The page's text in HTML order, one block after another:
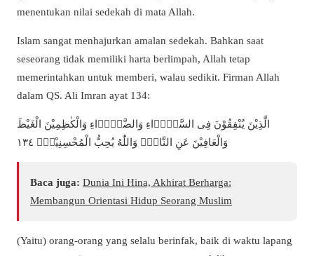
menentukan nilai sedekah di mata Allah.
Islam sangat menhajurkan amalan sedekah. Bahkan saat
seseorang tidak memiliki harta berlimpah, Allah tetap
memerintahkan untuk memberi, walau sedikit. Firman Allah
dalam QS. Ali Imran ayat 134:
الَّذِيْنَ يُنْفِقُوْنَ فِى السَّرَّۤاءِ وَالضَّرَّۤاءِ وَالْكٰظِمِيْنَ الْغَيْظَ
وَالْعَافِيْنَ عَنِ النَّاسِۗ وَاللّٰهُ يُحِبُّ الْمُحْسِنِيْنَۚ ١٣٤
Baca juga: Dunia Ini Hina, Akhirat Berharga:
Membangun Orientasi Hidup Seorang Muslim
(Yaitu) orang-orang yang selalu berinfak, baik di waktu lapang